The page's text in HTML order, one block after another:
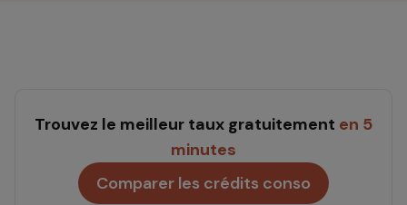
Trouvez le meilleur taux gratuitement en 5
minutes
Comparer les crédits conso